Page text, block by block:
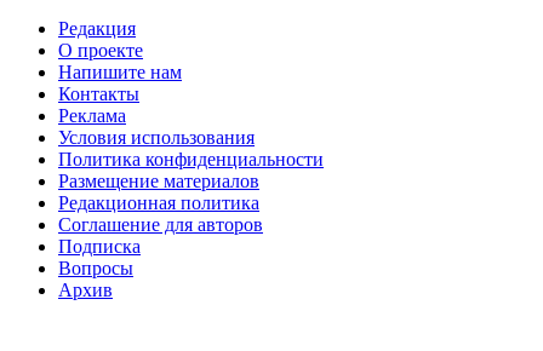
Редакция
О проекте
Напишите нам
Контакты
Реклама
Условия использования
Политика конфиденциальности
Размещение материалов
Редакционная политика
Соглашение для авторов
Подписка
Вопросы
Архив